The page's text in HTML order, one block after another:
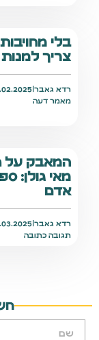
בלי
צריך
רדא גאבר |
מאמר דעה
המאבק על
מאי גולן:
אדם
רדא גאבר |
תגובה כתובה